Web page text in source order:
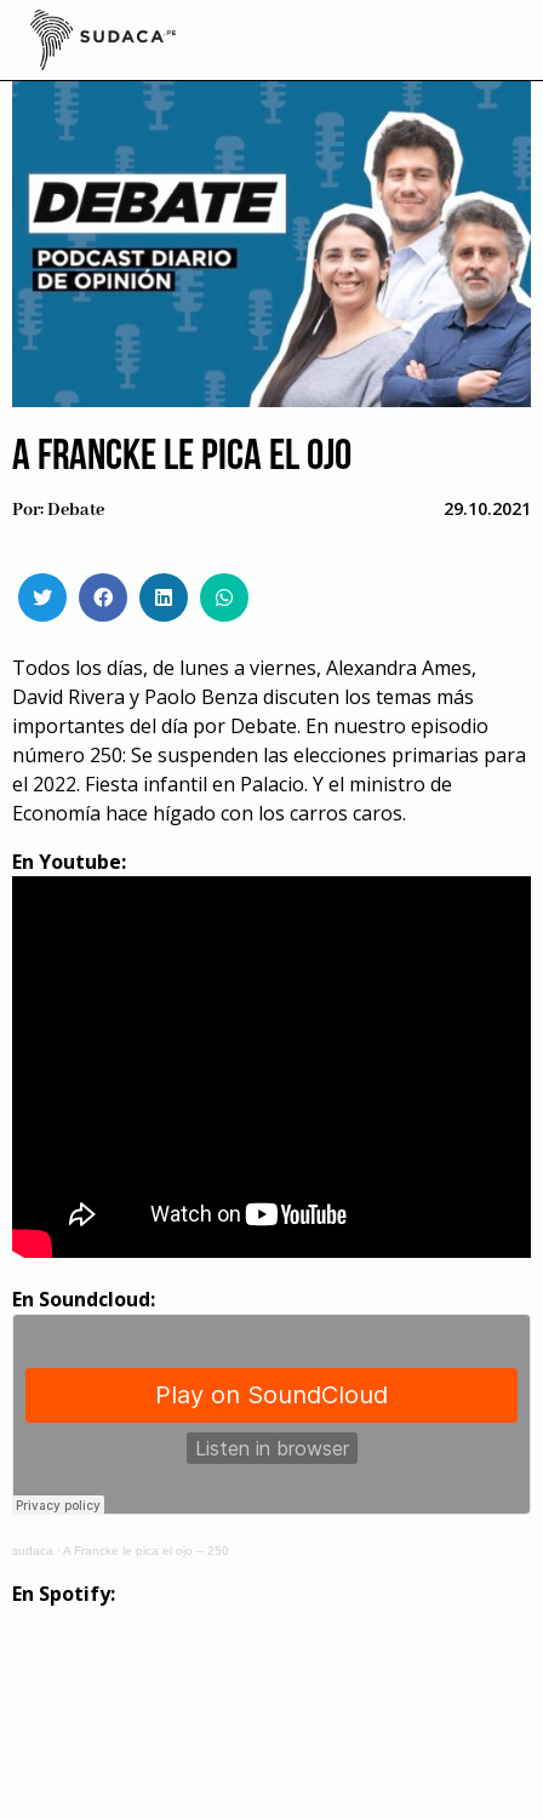
Skip
content
A FRANCKE LE PICA EL OJO
Por:Debate 29.10.2021
Todos los días, de lunes a viernes, Alexandra Ames,
David Rivera y Paolo Benza discuten los temas más
importantes del día por Debate. En nuestro episodio
número 250: Se suspenden las elecciones primarias para
el 2022. Fiesta infantil en Palacio. Y el ministro de
Economía hace hígado con los carros caros.
En Youtube:
En Soundcloud:
sudaca · A Francke le pica el ojo – 250
En Spotify: